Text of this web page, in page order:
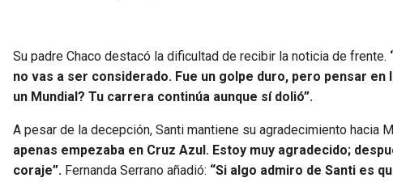
Su padre Chaco destacó la dificultad de recibir la noticia de frente.
no vas a ser considerado. Fue un golpe duro, pero pensar
un Mundial? Tu carrera continúa aunque sí dolió”.
A pesar de la decepción, Santi mantiene su agradecimiento hacia
apenas empezaba en Cruz Azul. Estoy muy agradecido;
coraje”. Fernanda Serrano añadió: “Si algo admiro de Santi es